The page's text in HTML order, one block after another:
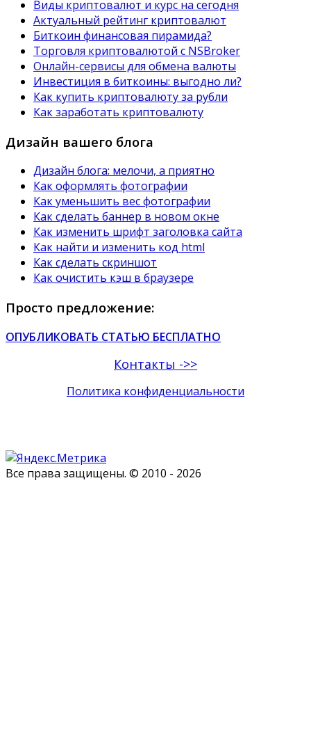
Виды криптовалют и курс на сегодня
Актуальный рейтинг криптовалют
Биткоин финансовая пирамида?
Торговля криптовалютой с NSBroker
Онлайн-сервисы для обмена валюты
Инвестиция в биткоины: выгодно ли?
Как купить криптовалюту за рубли
Как заработать криптовалюту
Дизайн вашего блога
Дизайн блога: мелочи, а приятно
Как оформлять фотографии
Как уменьшить вес фотографии
Как сделать баннер в новом окне
Как изменить шрифт заголовка сайта
Как найти и изменить код html
Как сделать скриншот
Как очистить кэш в браузере
Просто предложение:
ОПУБЛИКОВАТЬ СТАТЬЮ БЕСПЛАТНО
Контакты ->>
Политика конфиденциальности
Все права защищены. © 2010 - 2026